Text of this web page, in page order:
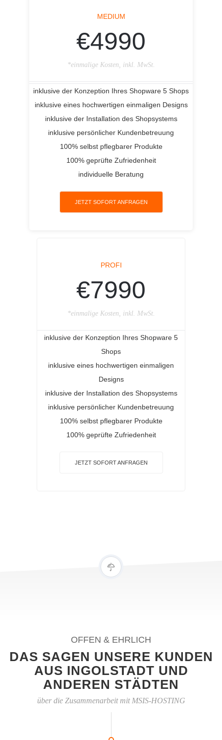
MEDIUM
€4990
*einmalige Kosten, inkl. MwSt.
inklusive der Konzeption Ihres Shopware 5 Shops
inklusive eines hochwertigen einmaligen Designs
inklusive der Installation des Shopsystems
inklusive persönlicher Kundenbetreuung
100% selbst pflegbarer Produkte
100% geprüfte Zufriedenheit
individuelle Beratung
JETZT SOFORT ANFRAGEN
PROFI
€7990
*einmalige Kosten, inkl. MwSt.
inklusive der Konzeption Ihres Shopware 5
Shops
inklusive eines hochwertigen einmaligen
Designs
inklusive der Installation des Shopsystems
inklusive persönlicher Kundenbetreuung
100% selbst pflegbarer Produkte
100% geprüfte Zufriedenheit
JETZT SOFORT ANFRAGEN
OFFEN & EHRLICH
DAS SAGEN UNSERE KUNDEN
AUS INGOLSTADT UND
ANDEREN STÄDTEN
über die Zusammenarbeit mit MSIS-HOSTING